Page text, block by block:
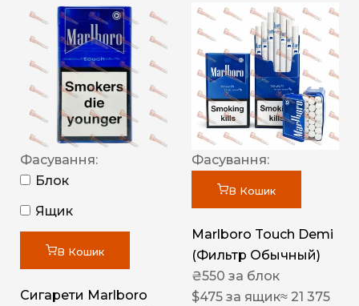
Фасування:
Блок
Ящик
В Кошик
Сигарети Marlboro
Фасування:
В Кошик
Marlboro Touch Demi
(Фильтр Обычный)
₴550 за блок
$475 за ящик≈ 21 375